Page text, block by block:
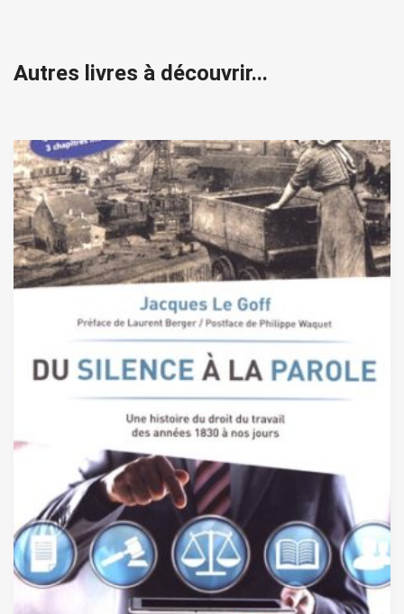
Autres livres à découvrir...